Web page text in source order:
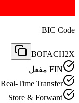
BIC Code
BOFACH2X
FIN مفعل
Real-Time Transfer
Store & Forward